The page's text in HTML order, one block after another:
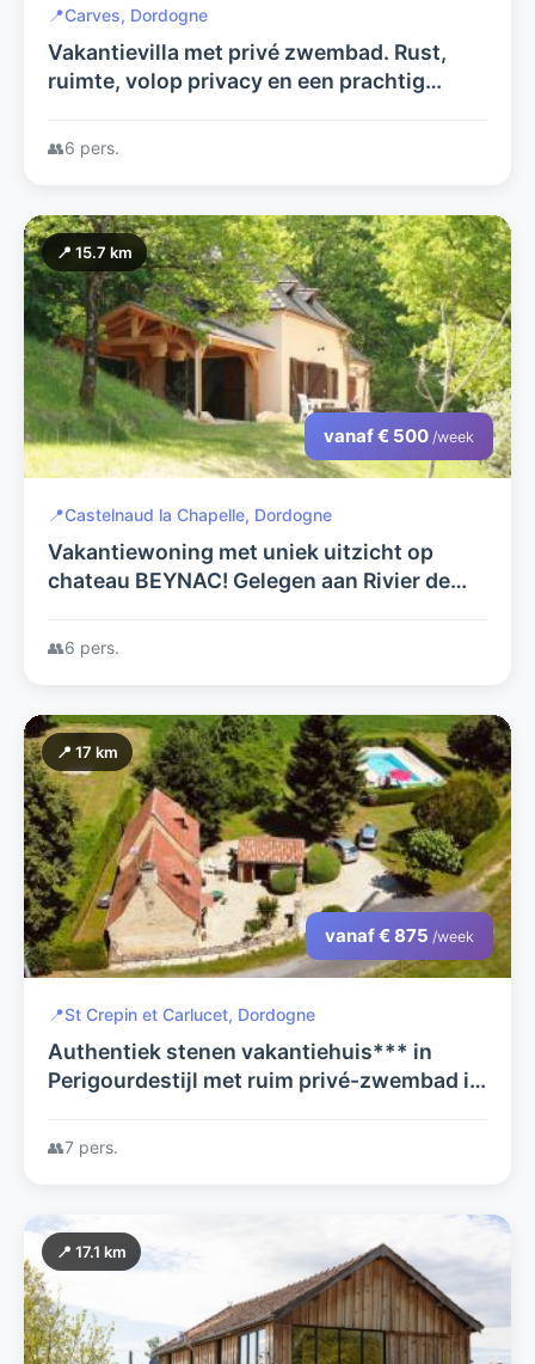
📍Carves, Dordogne
Vakantievilla met privé zwembad. Rust,
ruimte, volop privacy en een prachtig
👥6 pers.
📍 15.7 km
vanaf € 500 /week
📍Castelnaud la Chapelle, Dordogne
Vakantiewoning met uniek uitzicht op
chateau BEYNAC! Gelegen aan Rivier de
Fayrac en Castelnaud.
👥6 pers.
📍 17 km
vanaf € 875 /week
📍St Crepin et Carlucet, Dordogne
Authentiek stenen vakantiehuis*** in
Perigourdestijl met ruim privé-zwembad in
Sarlat la Caneda
👥7 pers.
📍 17.1 km